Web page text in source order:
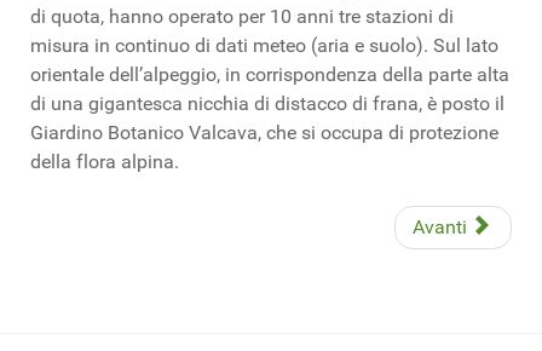
di quota, hanno operato per 10 anni tre stazioni di
misura in continuo di dati meteo (aria e suolo). Sul lato
orientale dell’alpeggio, in corrispondenza della parte alta
di una gigantesca nicchia di distacco di frana, è posto il
Giardino Botanico Valcava, che si occupa di protezione
della flora alpina.
Avanti